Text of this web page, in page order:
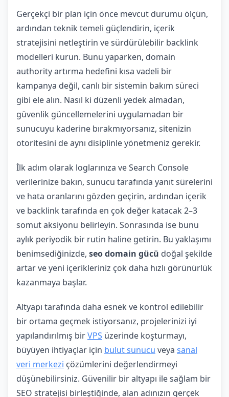
Gerçekçi bir plan için önce mevcut durumu ölçün,
ardından teknik temeli güçlendirin, içerik
stratejisini netleştirin ve sürdürülebilir backlink
modelleri kurun. Bunu yaparken, domain
authority artırma hedefini kısa vadeli bir
kampanya değil, canlı bir sistemin bakım süreci
gibi ele alın. Nasıl ki düzenli yedek almadan,
güvenlik güncellemelerini uygulamadan bir
sunucuyu kaderine bırakmıyorsanız, sitenizin
otoritesini de aynı disiplinle yönetmeniz gerekir.
İlk adım olarak loglarınıza ve Search Console
verilerinize bakın, sunucu tarafında yanıt sürelerini
ve hata oranlarını gözden geçirin, ardından içerik
ve backlink tarafında en çok değer katacak 2–3
somut aksiyonu belirleyin. Sonrasında ise bunu
aylık periyodik bir rutin haline getirin. Bu yaklaşımı
benimsediğinizde, seo domain gücü doğal şekilde
artar ve yeni içerikleriniz çok daha hızlı görünürlük
kazanmaya başlar.
Altyapı tarafında daha esnek ve kontrol edilebilir
bir ortama geçmek istiyorsanız, projelerinizi iyi
yapılandırılmış birVPS üzerinde koşturmayı,
büyüyen ihtiyaçlar için bulut sunucu veya sanal
veri merkezi çözümlerini değerlendirmeyi
düşünebilirsiniz. Güvenilir bir altyapı ile sağlam bir
SEO stratejisi birleştiğinde, alan adınızın gerçek